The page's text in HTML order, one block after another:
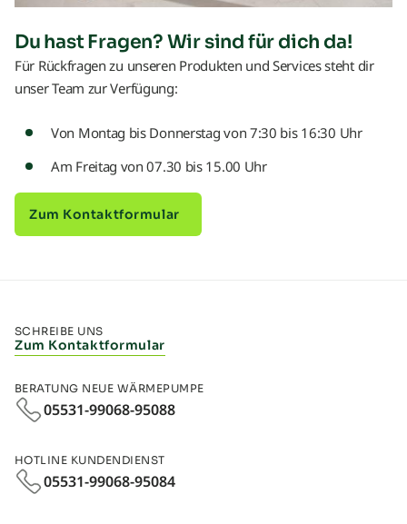
Du hast Fragen? Wir sind für dich da!
Für Rückfragen zu unseren Produkten und Services steht dir
unser Team zur Verfügung:
Von Montag bis Donnerstag von 7:30 bis 16:30 Uhr
Am Freitag von 07.30 bis 15.00 Uhr
Zum Kontaktformular
SCHREIBE UNS
Zum Kontaktformular
BERATUNG NEUE WÄRMEPUMPE
05531-99068-95088
HOTLINE KUNDENDIENST
05531-99068-95084